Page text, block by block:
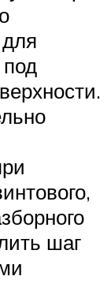
шаг